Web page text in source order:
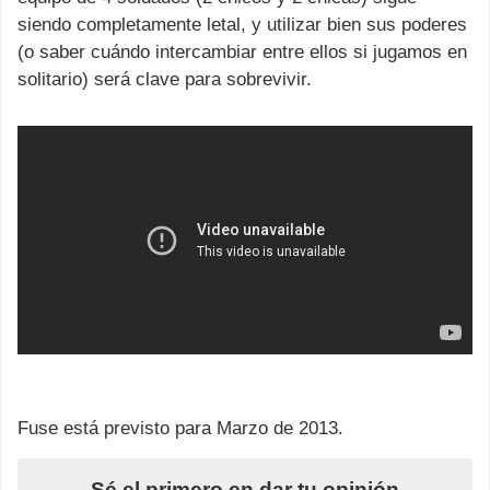
siendo completamente letal, y utilizar bien sus poderes
(o saber cuándo intercambiar entre ellos si jugamos en
solitario) será clave para sobrevivir.
Fuse está previsto para Marzo de 2013.